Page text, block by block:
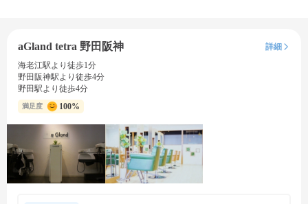
aGland tetra 野田阪神
詳細
海老江駅より徒歩1分
野田阪神駅より徒歩4分
野田駅より徒歩4分
満足度 100%